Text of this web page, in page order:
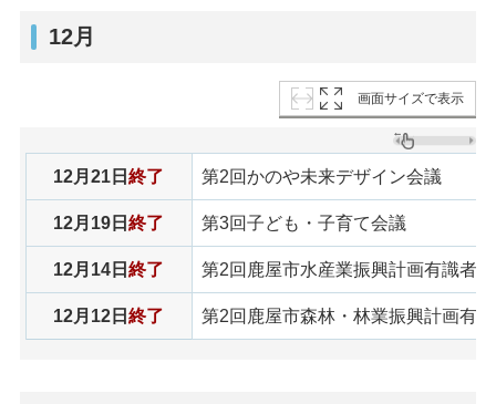
12月
画面サイズで表示
12月21日終了 第2回かのや未来デザイン会議
12月19日終了 第3回子ども・子育て会議
12月14日終了 第2回鹿屋市水産業振興計画有識者
12月12日終了 第2回鹿屋市森林・林業振興計画有